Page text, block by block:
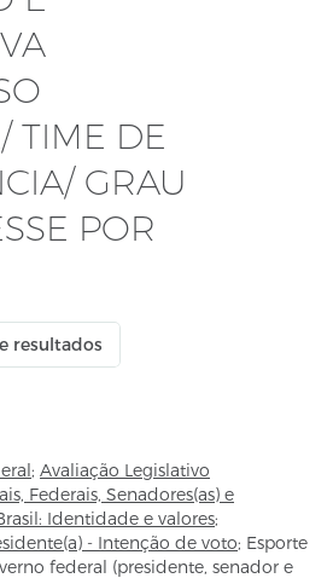
TIME DE
GRAU
POR
resultados
; Avaliação Legislativo
Federais, Senadores(as) e
Identidade e valores;
- Intenção de voto; Esporte
federal (presidente, senador e